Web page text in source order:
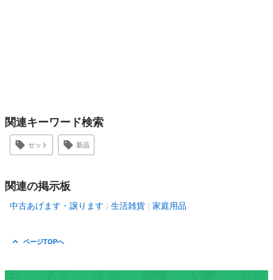
関連キーワード検索
セット 新品
関連の掲示板
中古あげます・譲ります 生活雑貨 家庭用品
ページTOPへ